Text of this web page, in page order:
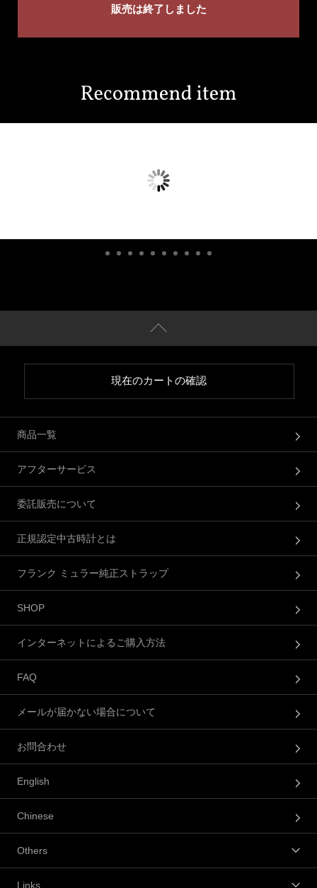
販売は終了しました
現在のカートの確認
商品一覧
アフターサービス
委託販売について
正規認定中古時計とは
フランク ミュラー純正ストラップ
SHOP
インターネットによるご購入方法
FAQ
メールが届かない場合について
お問合わせ
English
Chinese
Others
Links